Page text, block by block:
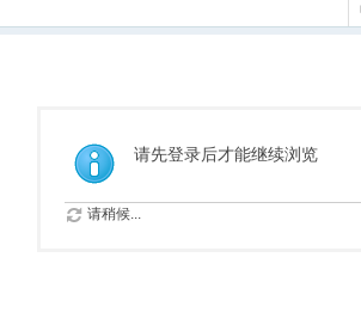
请先登录后才能继续浏览
请稍候...